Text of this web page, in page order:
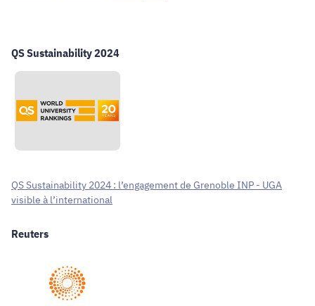
QS Sustainability 2024
QS Sustainability 2024 : l’engagement de Grenoble INP - UGA
visible à l’international
Reuters